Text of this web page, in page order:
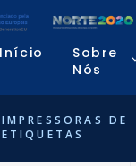
Início
Sobre
Nós
IMPRESSORAS DE
ETIQUETAS